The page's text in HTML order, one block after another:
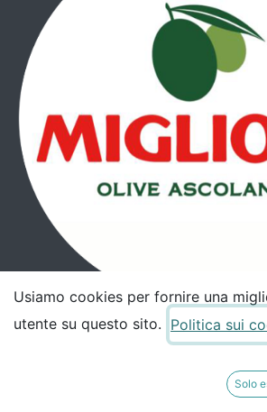
Piazza Arringo, 1
Usiamo cookies per fornire una
utente su questo sito. Politica sui
Solo